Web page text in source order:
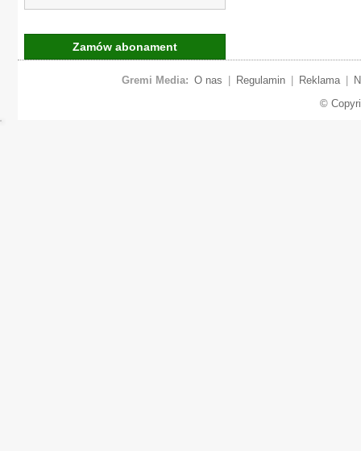
Zamów abonament
Gremi Media: O nas Regulamin Reklama
©